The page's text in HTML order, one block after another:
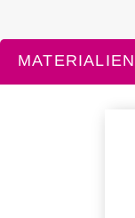
MATERIALIEN